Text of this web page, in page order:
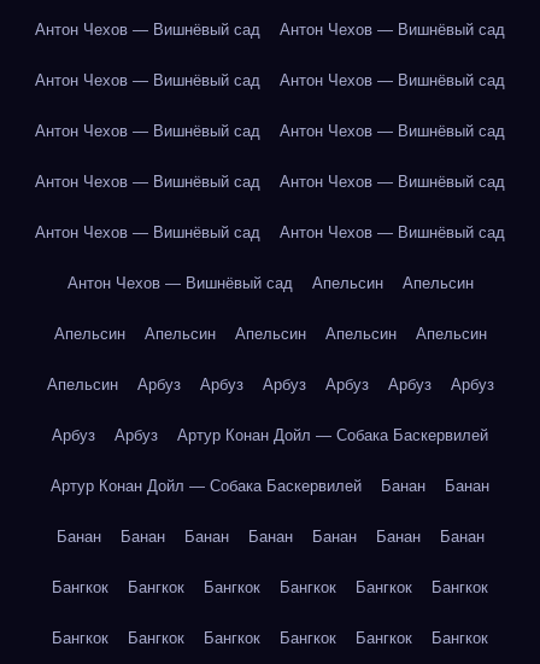
Антон Чехов — Вишнёвый сад Антон Чехов — Вишнёвый сад
Антон Чехов — Вишнёвый сад Антон Чехов — Вишнёвый сад
Антон Чехов — Вишнёвый сад Антон Чехов — Вишнёвый сад
Антон Чехов — Вишнёвый сад Антон Чехов — Вишнёвый сад
Антон Чехов — Вишнёвый сад Антон Чехов — Вишнёвый сад
Антон Чехов — Вишнёвый сад Апельсин Апельсин
Апельсин Апельсин Апельсин Апельсин Апельсин
Апельсин Арбуз Арбуз Арбуз Арбуз Арбуз Арбуз
Арбуз Арбуз Артур Конан Дойл — Собака Баскервилей
Артур Конан Дойл — Собака Баскервилей Банан Банан
Банан Банан Банан Банан Банан Банан Банан
Бангкок Бангкок Бангкок Бангкок Бангкок Бангкок
Бангкок Бангкок Бангкок Бангкок Бангкок Бангкок